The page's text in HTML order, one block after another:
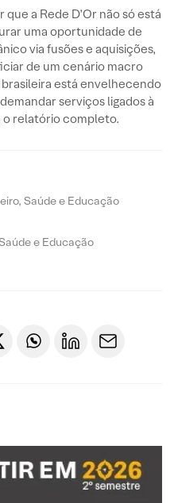
a Rede D’Or não só está
uma oportunidade de
via fusões e aquisições,
de um cenário macro
está envelhecendo
serviços ligados à
o relatório completo.
Saúde e Educação
e Educação